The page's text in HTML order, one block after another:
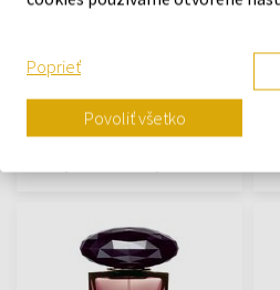
Na sklade
Poprieť
Povoliť všetko